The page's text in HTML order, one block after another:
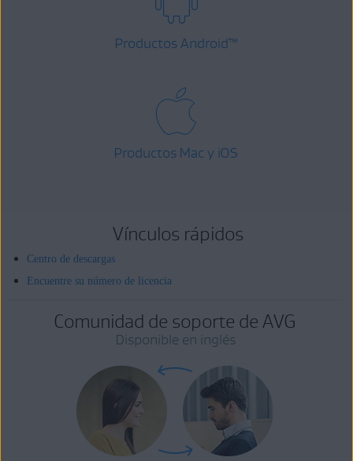
Productos Android™
Productos Mac y iOS
Vínculos rápidos
Centro de descargas
Encuentre su número de licencia
Comunidad de soporte de AVG
Disponible en inglés